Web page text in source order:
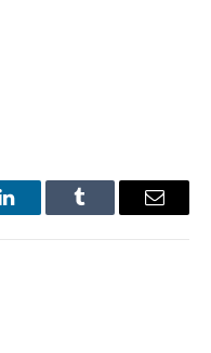
LinkedInTumblr Email